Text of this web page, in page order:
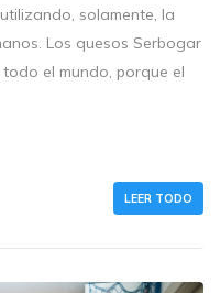
solamente, la
Los quesos Serbogar
el mundo, porque el
LEER TODO